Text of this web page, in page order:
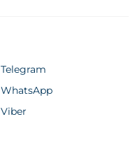
Telegram
WhatsApp
Viber